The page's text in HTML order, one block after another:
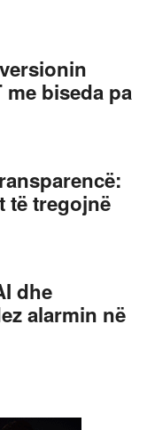
me biseda pa
të tregojnë
dhe
alarmin në